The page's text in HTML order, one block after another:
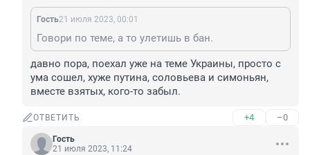
Гость21 июля 2023, 00:01
Говори по теме, а то улетишь в бан.
давно пора, поехал уже на теме Украины, просто с
ума сошел, хуже путина, соловьева и симоньян,
вместе взятых, кого-то забыл.
ОТВЕТИТЬ +4 –0
Гость
21 июля 2023, 11:24